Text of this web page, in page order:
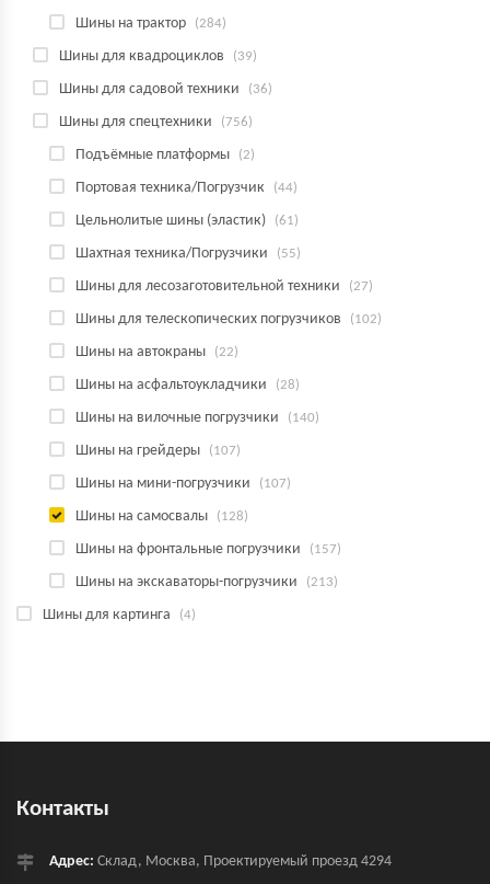
Шины на трактор (284)
Шины для квадроциклов (39)
Шины для садовой техники (36)
Шины для спецтехники (756)
Подъёмные платформы (2)
Портовая техника/Погрузчик (44)
Цельнолитые шины (эластик) (61)
Шахтная техника/Погрузчики (55)
Шины для лесозаготовительной техники (27)
Шины для телескопических погрузчиков (102)
Шины на автокраны (22)
Шины на асфальтоукладчики (28)
Шины на вилочные погрузчики (140)
Шины на грейдеры (107)
Шины на мини-погрузчики (107)
Шины на самосвалы (128)
Шины на фронтальные погрузчики (157)
Шины на экскаваторы-погрузчики (213)
Шины для картинга (4)
Контакты
Адрес: Склад, Москва, Проектируемый проезд 4294